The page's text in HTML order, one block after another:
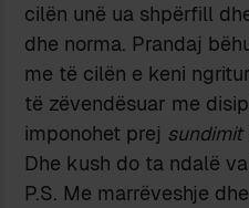
cilën unë ua shpërfill
dhe norma. Prandaj
me të cilën e keni
të zëvendësuar me
imponohet prej sundimit
Dhe kush do ta ndalë
P.S. Me marrëveshje